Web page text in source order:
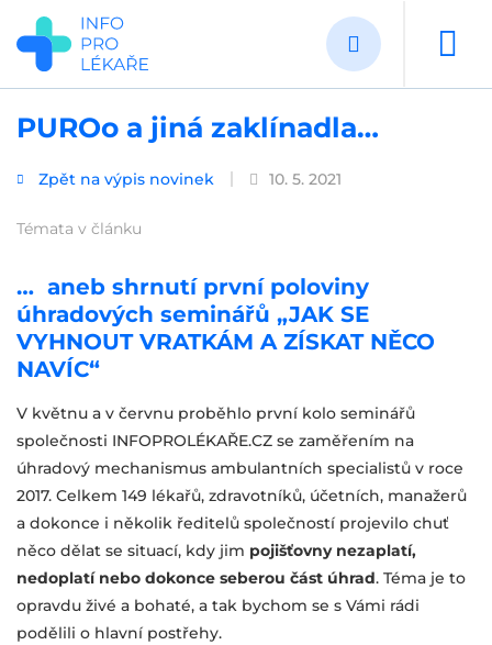
Přejít
hlavnímu
obsahu
PUROo a jiná zaklínadla…
Zpět na výpis novinek 10. 5. 2021
Témata v článku
… aneb shrnutí první poloviny
úhradových seminářů „JAK SE
VYHNOUT VRATKÁM A ZÍSKAT NĚCO
NAVÍC“
V květnu a v červnu proběhlo první kolo seminářů
společnosti INFOPROLÉKAŘE.CZ se zaměřením na
úhradový mechanismus ambulantních specialistů v roce
2017. Celkem 149 lékařů, zdravotníků, účetních, manažerů
a dokonce i několik ředitelů společností projevilo chuť
něco dělat se situací, kdy jim pojišťovny nezaplatí,
nedoplatí nebo dokonce seberou část úhrad. Téma je to
opravdu živé a bohaté, a tak bychom se s Vámi rádi
podělili o hlavní postřehy.